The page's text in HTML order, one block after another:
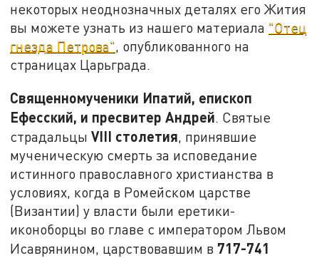
некоторых неоднозначных деталях его Жития
вы можете узнать из нашего материала "Отец
гнезда Петрова", опубликованного на
страницах Царьграда.
Священномученики Ипатий, епископ
Ефесский, и пресвитер Андрей. Святые
страдальцыVIII столетия, принявшие
мученическую смерть за исповедание
истинного православного христианства в
условиях, когда в Ромейском царстве
(Византии) у власти были еретики-
иконоборцы во главе с императором Львом
Исаврянином, царствовавшим в 717-741